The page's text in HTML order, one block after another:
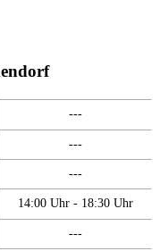
---
---
---
14:00 Uhr - 18:30 Uhr
---